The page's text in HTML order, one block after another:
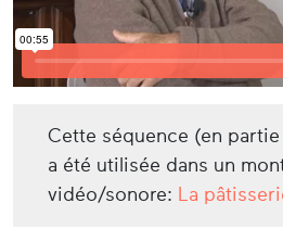
Cette séquence (en
a été utilisée dans un
vidéo/sonore: La